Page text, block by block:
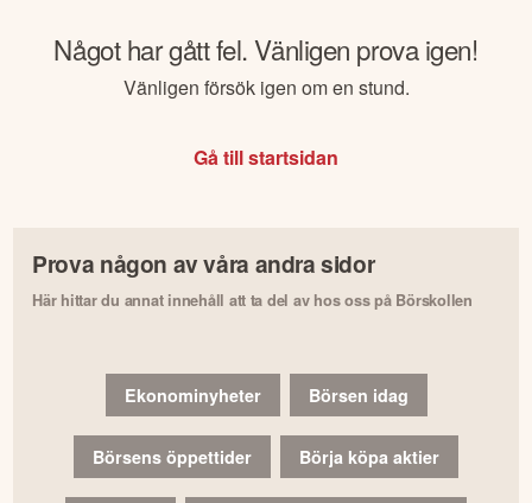
Något har gått fel. Vänligen prova igen!
Vänligen försök igen om en stund.
Gå till startsidan
Prova någon av våra andra sidor
Här hittar du annat innehåll att ta del av hos oss på Börskollen
Ekonominyheter Börsen idag
Börsens öppettider Börja köpa aktier